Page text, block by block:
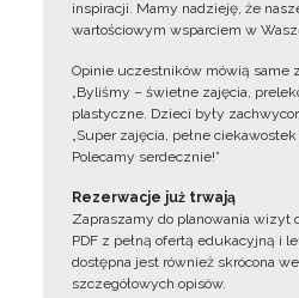
inspiracji. Mamy nadzieję, że
wartościowym wsparciem w
Opinie uczestników mówią same
„Byliśmy – świetne zajęcia,
plastyczne. Dzieci były
„Super zajęcia, pełne
Polecamy serdecznie!”
Rezerwacje już trwają
Zapraszamy do planowania wizyt
PDF z pełną ofertą edukacyjną i
dostępna jest również skrócona
szczegółowych opisów.